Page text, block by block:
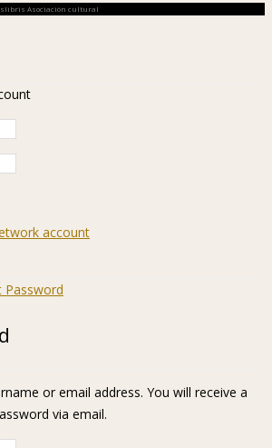
Asociación cultural
account
Password
or email address. You will receive a
via email.